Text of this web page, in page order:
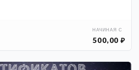
НАЧИНАЯ С
500,00 ₽